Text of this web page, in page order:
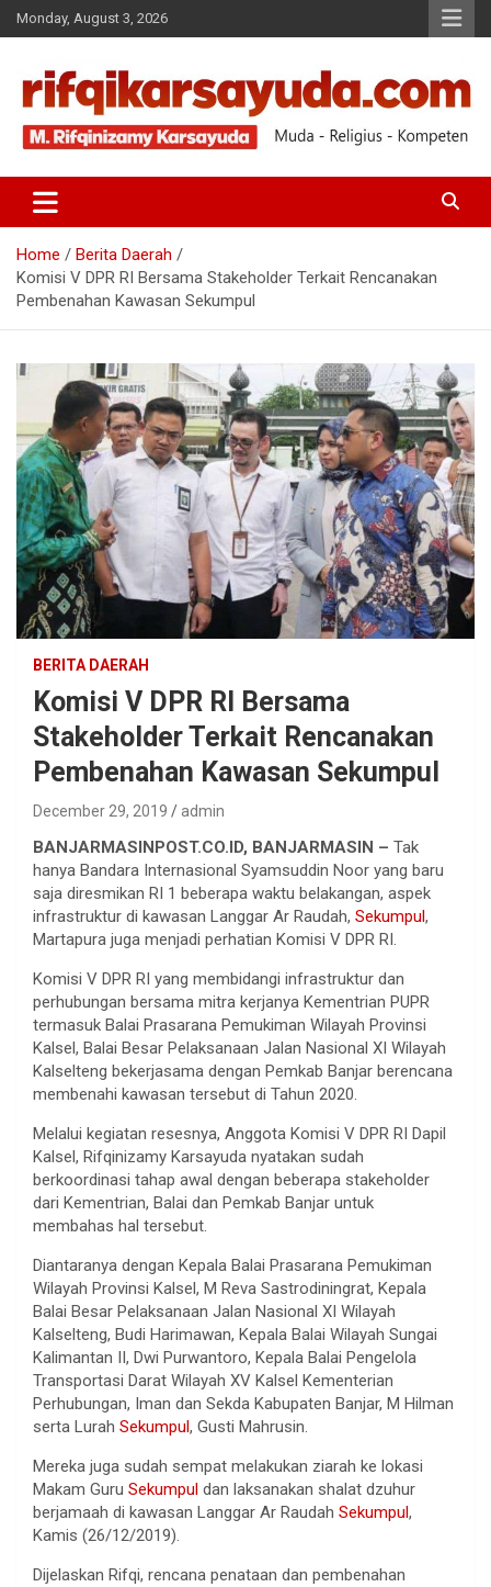
Monday, August 3, 2026
RIFQI KARSAYUDA
Home
Berita Daerah
Komisi V DPR RI Bersama Stakeholder Terkait Rencanakan
Pembenahan Kawasan Sekumpul
BERITA DAERAH
Komisi V DPR RI Bersama
Stakeholder Terkait Rencanakan
Pembenahan Kawasan Sekumpul
December 29, 2019 admin
BANJARMASINPOST.CO.ID, BANJARMASIN – Tak
hanya Bandara Internasional Syamsuddin Noor yang baru
saja diresmikan RI 1 beberapa waktu belakangan, aspek
infrastruktur di kawasan Langgar Ar Raudah, Sekumpul,
Martapura juga menjadi perhatian Komisi V DPR RI.
Komisi V DPR RI yang membidangi infrastruktur dan
perhubungan bersama mitra kerjanya Kementrian PUPR
termasuk Balai Prasarana Pemukiman Wilayah Provinsi
Kalsel, Balai Besar Pelaksanaan Jalan Nasional XI Wilayah
Kalselteng bekerjasama dengan Pemkab Banjar berencana
membenahi kawasan tersebut di Tahun 2020.
Melalui kegiatan resesnya, Anggota Komisi V DPR RI Dapil
Kalsel, Rifqinizamy Karsayuda nyatakan sudah
berkoordinasi tahap awal dengan beberapa stakeholder
dari Kementrian, Balai dan Pemkab Banjar untuk
membahas hal tersebut.
Diantaranya dengan Kepala Balai Prasarana Pemukiman
Wilayah Provinsi Kalsel, M Reva Sastrodiningrat, Kepala
Balai Besar Pelaksanaan Jalan Nasional XI Wilayah
Kalselteng, Budi Harimawan, Kepala Balai Wilayah Sungai
Kalimantan II, Dwi Purwantoro, Kepala Balai Pengelola
Transportasi Darat Wilayah XV Kalsel Kementerian
Perhubungan, Iman dan Sekda Kabupaten Banjar, M Hilman
serta Lurah Sekumpul, Gusti Mahrusin.
Mereka juga sudah sempat melakukan ziarah ke lokasi
Makam Guru Sekumpul dan laksanakan shalat dzuhur
berjamaah di kawasan Langgar Ar Raudah Sekumpul,
Kamis (26/12/2019).
Dijelaskan Rifqi, rencana penataan dan pembenahan